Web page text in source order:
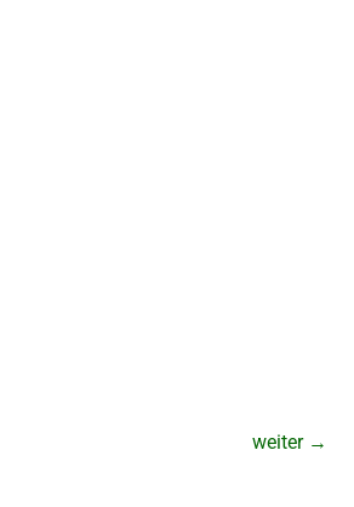
weiter →